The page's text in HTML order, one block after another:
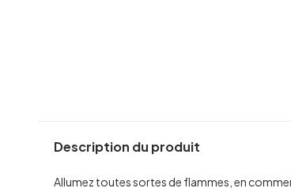
Description du produit
Allumez toutes sortes de flammes, en